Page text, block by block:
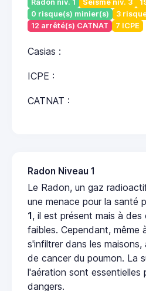
Radon niv. 1 Séisme niv. 3
0 risque(s) minier(s)
3
12 arrêté(s) CATNAT
7 ICPE
Casias :
ICPE :
CATNAT :
Radon Niveau 1
Le Radon, un gaz
une menace pour la santé
1, il est présent mais à
faibles. Cependant, même
s'infiltrer dans les maisons,
de cancer du poumon. La
l'aération sont essentielles
dangers.